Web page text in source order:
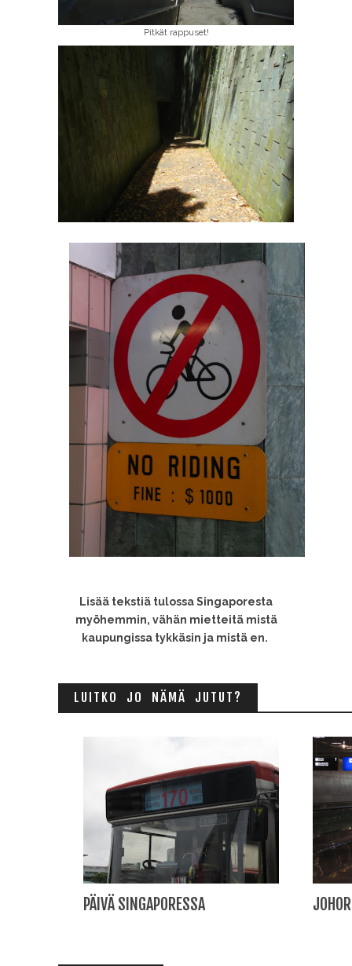
Pitkät rappuset!
Lisää tekstiä tulossa Singaporesta
myöhemmin, vähän mietteitä mistä
kaupungissa tykkäsin ja mistä en.
LUITKO JO NÄMÄ JUTUT?
PÄIVÄ SINGAPORESSA